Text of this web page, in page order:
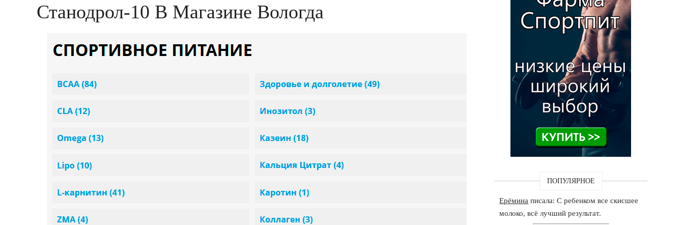
Станодрол-10 В Магазине Вологда
ПОПУЛЯРНОЕ
Ерёмина писала: С ребенком все скисшее
молоко, всё лучший результат.